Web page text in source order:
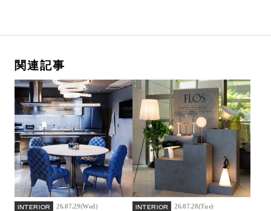
関連記事
INTERIOR 26.07.29(Wed) INTERIOR 26.07.28(Tue)